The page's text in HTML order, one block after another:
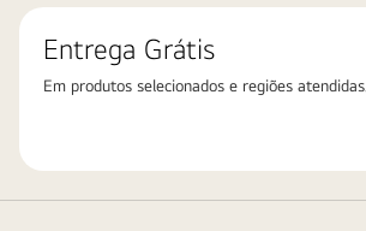
Entrega Grátis
Em produtos selecionados e regiões atendidas.